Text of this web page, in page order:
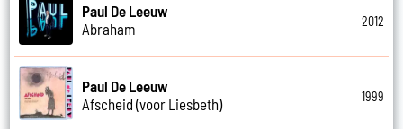
Paul De Leeuw
Abraham
2012
Paul De Leeuw
Afscheid (voor Liesbeth)
1999